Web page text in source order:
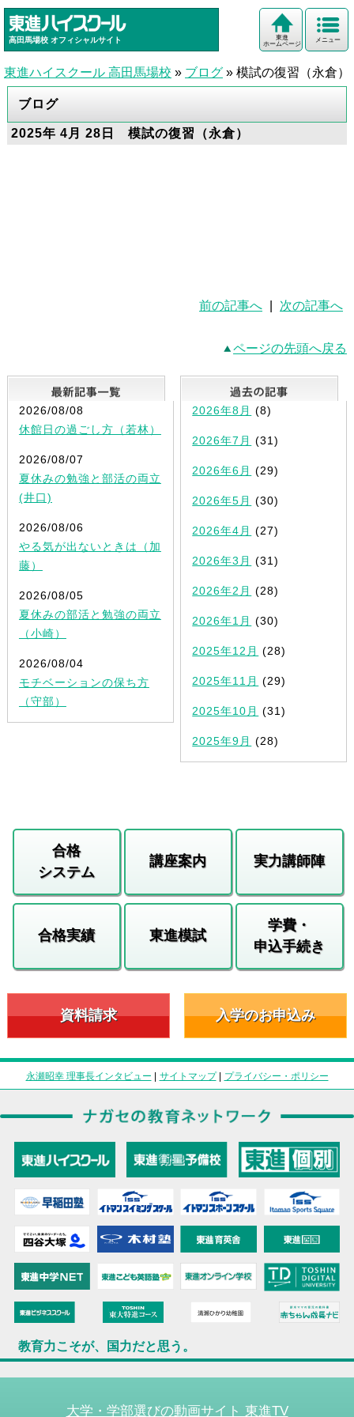
高田馬場校 オフィシャルサイト メニュー
東進
ホームページ
東進ハイスクール 高田馬場校 » ブログ » 模試の復習（永倉）
ブログ
2025年 4月 28日 模試の復習（永倉）
前の記事へ 次の記事へ
ページの先頭へ戻る
最新記事一覧
2026/08/08
休館日の過ごし方（若林）
2026/08/07
夏休みの勉強と部活の両立
(井口)
2026/08/06
やる気が出ないときは（加
藤）
2026/08/05
夏休みの部活と勉強の両立
（小崎）
2026/08/04
モチベーションの保ち方
（守部）
2026年8月 (8)
2026年7月 (31)
2026年6月 (29)
2026年5月 (30)
2026年4月 (27)
2026年3月 (31)
2026年2月 (28)
2026年1月 (30)
2025年12月 (28)
2025年11月 (29)
2025年10月 (31)
2025年9月 (28)
合格
システム
講座案内 実力講師陣
合格実績 東進模試
学費・
申込手続き
資料請求 入学のお申込み
永瀬昭幸 理事長インタビュー | サイトマップ| プライバシー・ポリシー
教育力こそが、国力だと思う。
大学・学部選びの動画サイト 東進TV